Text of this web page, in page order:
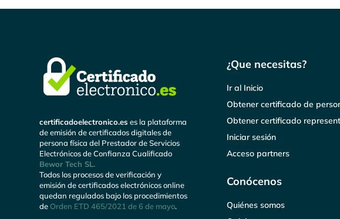
certificadoelectronico.es es la plataforma
de emisión de certificados digitales de
persona física del Prestador de Servicios
Electrónicos de Confianza Cualificado
Bewor Tech SL.
Todos los procesos de verificación y
emisión de certificados electrónicos online
quedan regulados bajo los procedimientos
de Orden ETD 465/2021 de 6 de mayo.
¿Que necesitas?
Ir al Inicio
Obtener certificado de
Obtener certificado
Iniciar sesión
Acceso partners
Conócenos
Quiénes somos